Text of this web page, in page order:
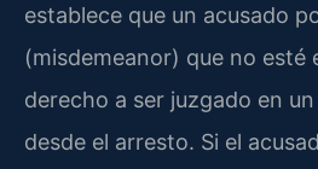
establece que un acusado
(misdemeanor) que no esté
derecho a ser juzgado en
desde el arresto. Si el